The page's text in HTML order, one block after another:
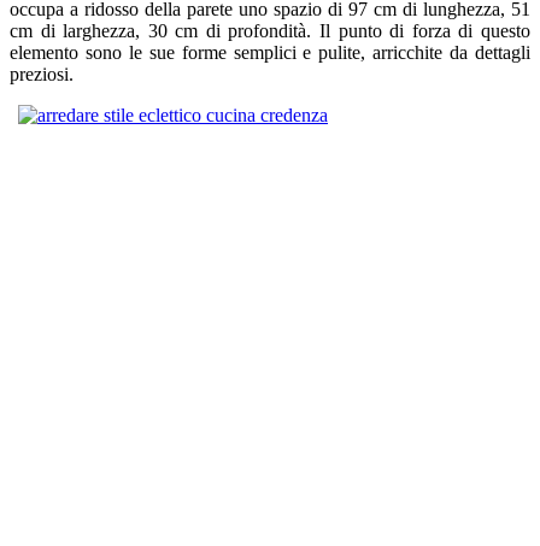
occupa a ridosso della parete uno spazio di 97 cm di lunghezza, 51
cm di larghezza, 30 cm di profondità. Il punto di forza di questo
elemento sono le sue forme semplici e pulite, arricchite da dettagli
preziosi.